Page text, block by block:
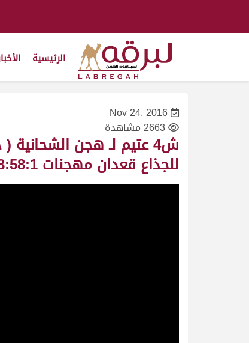
الرئيسية
Nov 24, 2016
2663 مشاهدة
للجذاع قعدان مهجنات 8:58:1